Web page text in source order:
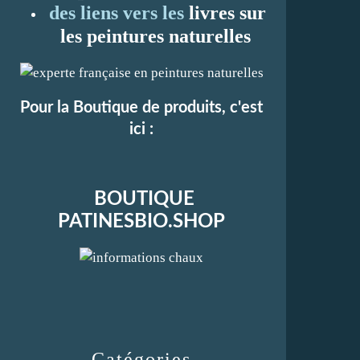
des liens vers les livres sur
les peintures naturelles
Pour la Boutique de produits, c'est
ici :
BOUTIQUE
PATINESBIO.SHOP